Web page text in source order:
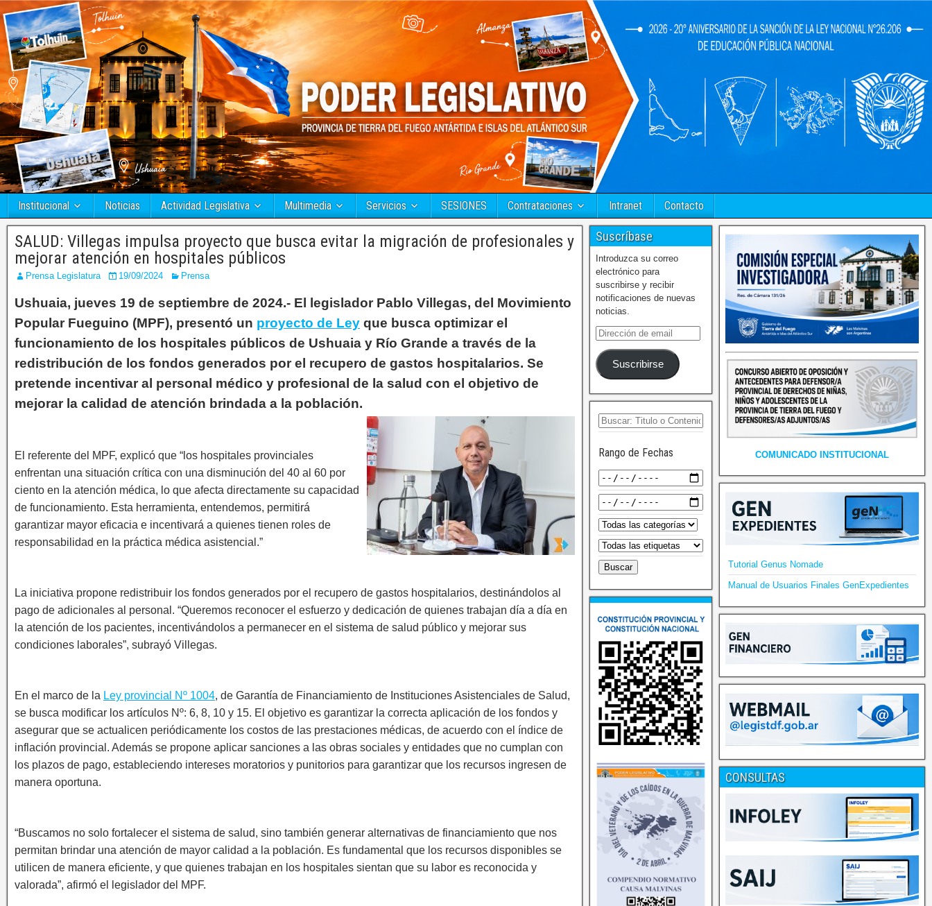
Institucional Noticias Actividad Legislativa Multimedia Servicios SESIONES Contrataciones Intranet Contacto
SALUD: Villegas impulsa proyecto que busca evitar la migración de profesionales y
mejorar atención en hospitales públicos
Prensa Legislatura 19/09/2024 Prensa
Ushuaia, jueves 19 de septiembre de 2024.- El legislador Pablo Villegas, del Movimiento
Popular Fueguino (MPF), presentó un proyecto de Ley que busca optimizar el
funcionamiento de los hospitales públicos de Ushuaia y Río Grande a través de la
redistribución de los fondos generados por el recupero de gastos hospitalarios. Se
pretende incentivar al personal médico y profesional de la salud con el objetivo de
mejorar la calidad de atención brindada a la población.
El referente del MPF, explicó que “los hospitales provinciales
enfrentan una situación crítica con una disminución del 40 al 60 por
ciento en la atención médica, lo que afecta directamente su capacidad
de funcionamiento. Esta herramienta, entendemos, permitirá
garantizar mayor eficacia e incentivará a quienes tienen roles de
responsabilidad en la práctica médica asistencial.”
La iniciativa propone redistribuir los fondos generados por el recupero de gastos hospitalarios, destinándolos al
pago de adicionales al personal. “Queremos reconocer el esfuerzo y dedicación de quienes trabajan día a día en
la atención de los pacientes, incentivándolos a permanecer en el sistema de salud público y mejorar sus
condiciones laborales”, subrayó Villegas.
En el marco de la Ley provincial Nº 1004, de Garantía de Financiamiento de Instituciones Asistenciales de Salud,
se busca modificar los artículos Nº: 6, 8, 10 y 15. El objetivo es garantizar la correcta aplicación de los fondos y
asegurar que se actualicen periódicamente los costos de las prestaciones médicas, de acuerdo con el índice de
inflación provincial. Además se propone aplicar sanciones a las obras sociales y entidades que no cumplan con
los plazos de pago, estableciendo intereses moratorios y punitorios para garantizar que los recursos ingresen de
manera oportuna.
“Buscamos no solo fortalecer el sistema de salud, sino también generar alternativas de financiamiento que nos
permitan brindar una atención de mayor calidad a la población. Es fundamental que los recursos disponibles se
utilicen de manera eficiente, y que quienes trabajan en los hospitales sientan que su labor es reconocida y
valorada”, afirmó el legislador del MPF.
Suscríbase
Introduzca su correo
electrónico para
suscribirse y recibir
notificaciones de nuevas
noticias.
Suscribirse
Rango de Fechas COMUNICADO INSTITUCIONAL
Tutorial Genus Nomade
Manual de Usuarios Finales GenExpedientes
CONSULTAS